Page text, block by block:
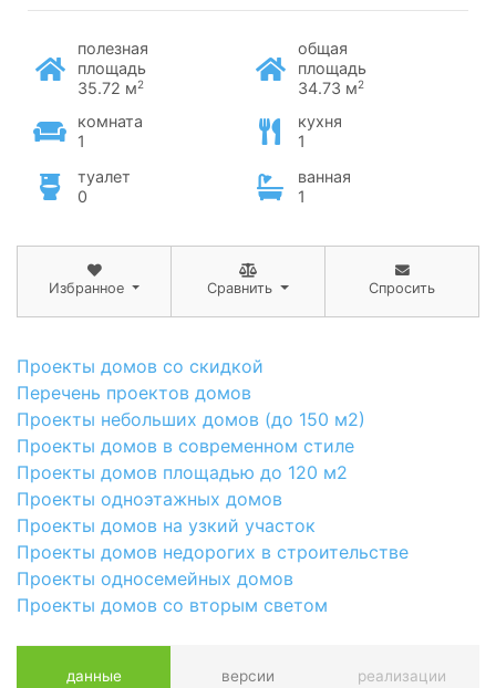
полезная
площадь
35.72 м2
общая
площадь
34.73 м2
комната
1
кухня
1
туалет
0
ванная
1
Избранное Сравнить Спросить
Проекты домов со скидкой
Перечень проектов домов
Проекты небольших домов (до 150 м2)
Проекты домов в современном стиле
Проекты домов площадью до 120 м2
Проекты одноэтажных домов
Проекты домов на узкий участок
Проекты домов недорогих в строительстве
Проекты односемейных домов
Проекты домов со вторым светом
данные версии реализации